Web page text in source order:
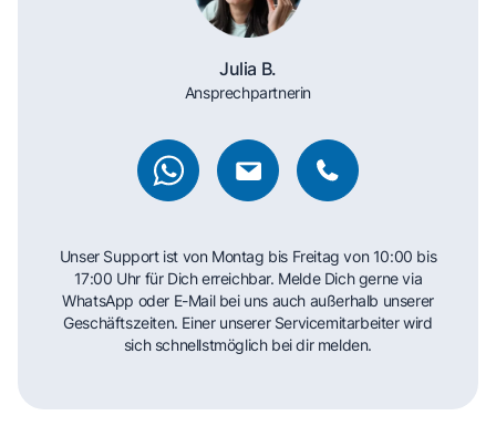
Julia B.
Ansprechpartnerin
Unser Support ist von Montag bis Freitag von 10:00 bis
17:00 Uhr für Dich erreichbar. Melde Dich gerne via
WhatsApp oder E-Mail bei uns auch außerhalb unserer
Geschäftszeiten. Einer unserer Servicemitarbeiter wird
sich schnellstmöglich bei dir melden.